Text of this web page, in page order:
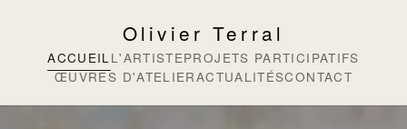
Olivier Terral
ACCUEILL'ARTISTEPROJETS PARTICIPATIFS
ŒUVRES D'ATELIERACTUALITÉSCONTACT